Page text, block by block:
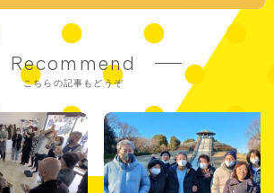
Recommend
こちらの記事もどうぞ